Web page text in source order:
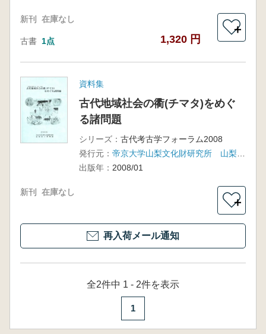
新刊 在庫なし
古書 1点 1,320 円
＋
資料集
古代地域社会の衢(チマタ)をめぐ
る諸問題
シリーズ： 古代考古学フォーラム2008
発行元：
出版年： 2008/01
新刊 在庫なし
＋
再入荷メール通知
全2件中 1 - 2件を表示
1